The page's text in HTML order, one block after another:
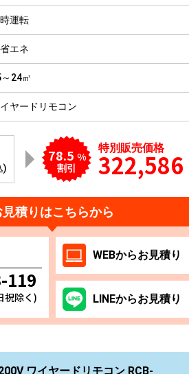
運転
エネ
24㎡
ヤードリモコン
)
78.5 %
割引
特別販売価格
322,586
見積りはこちらから
119
祝除く)
WEBからお見積り
LINEからお見積り
ワイヤードリモコン RCB-